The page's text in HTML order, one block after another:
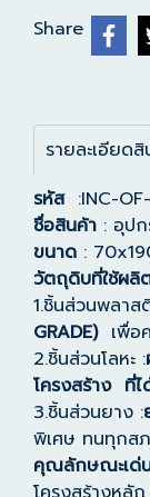
Share
รายละเอียดสิ
รหัส:INC-
ชื่อสินค้า : อุป
ขนาด :
วัตถุดิบที่ใช้ผลิ
1.ชิ้นส่วนพลาส
GRADE) เพื่อ
2.ชิ้นส่วนโลหะ :
โครงสร้าง ที่ไ
3.ชิ้นส่วนยาง :
พิเศษ ทนทุกส
คุณลักษณะเด่